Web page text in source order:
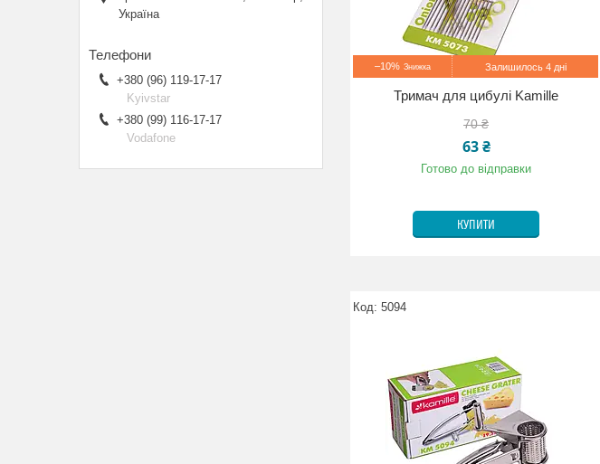
–10% Залишилось 4 дні
Тримач для цибулі Kamille
70 ₴
63 ₴
Готово до відправки
КУПИТИ
5094
Україна
+380 (96) 119-17-17
Kyivstar
+380 (99) 116-17-17
Vodafone